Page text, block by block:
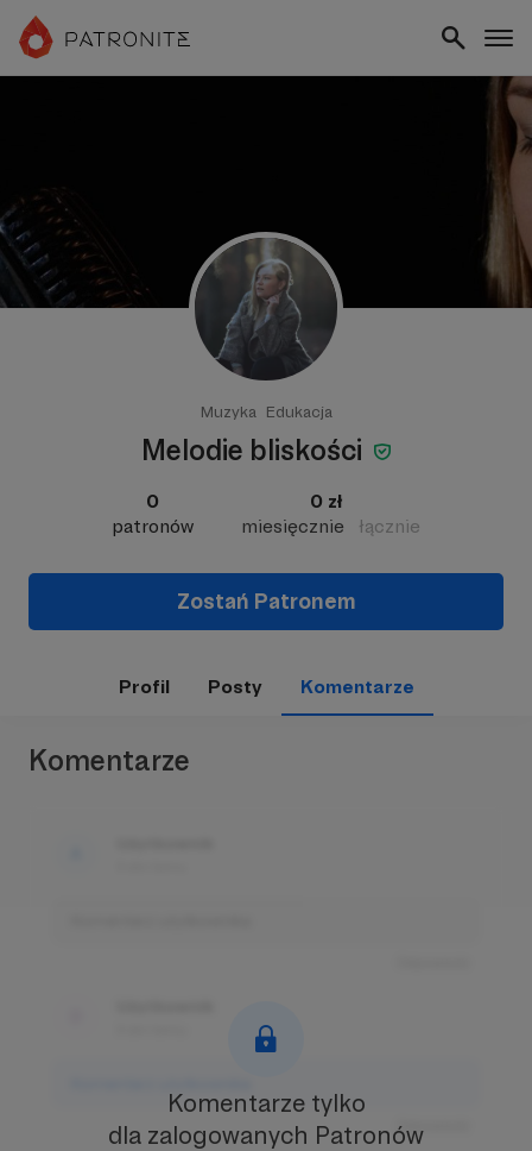
Muzyka Edukacja
Melodie bliskości
0
patronów
0 zł
miesięcznie
łącznie
Zostań Patronem
Profil Posty Komentarze
Komentarze
Odpowiedz
Komentarze tylko
dla zalogowanych Patronów